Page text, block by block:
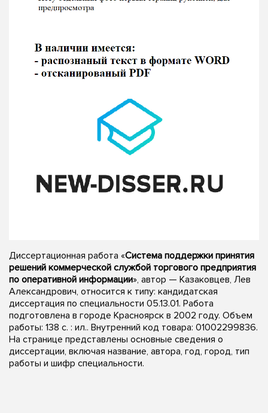
Диссертационная работа «Система поддержки принятия
решений коммерческой службой торгового предприятия
по оперативной информации», автор — Казаковцев, Лев
Александрович, относится к типу: кандидатская
диссертация по специальности 05.13.01. Работа
подготовлена в городе Красноярск в 2002 году. Объем
работы: 138 с. : ил.. Внутренний код товара: 01002299836.
На странице представлены основные сведения о
диссертации, включая название, автора, год, город, тип
работы и шифр специальности.